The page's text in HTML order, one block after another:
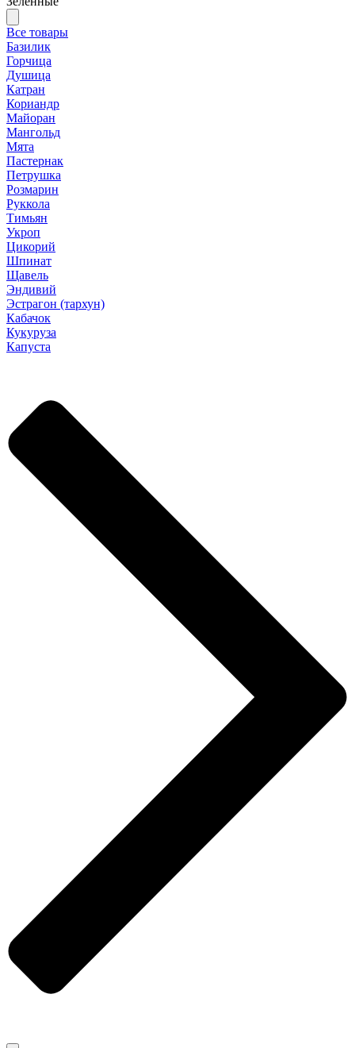
Все товары
Базилик
Горчица
Душица
Катран
Кориандр
Майоран
Мангольд
Мята
Пастернак
Петрушка
Розмарин
Руккола
Тимьян
Укроп
Цикорий
Шпинат
Щавель
Эндивий
Эстрагон (тархун)
Кабачок
Кукуруза
Капуста